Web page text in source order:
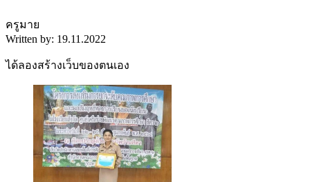
ครูมาย
Written by: 19.11.2022
ได้ลองสร้างเว็บของตนเอง